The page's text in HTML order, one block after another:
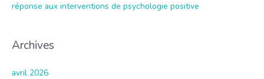
réponse aux interventions de psychologie positive
Archives
avril 2026